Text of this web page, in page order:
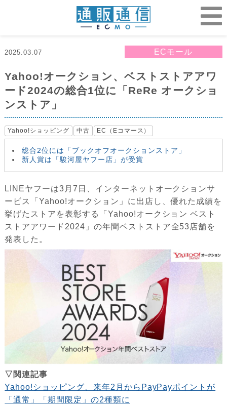
2025.03.07 ECモール
Yahoo!オークション、ベストストアアワ
ード2024の総合1位に「ReRe オークショ
ンストア」
Yahoo!ショッピング 中古 EC（Eコマース）
総合2位には「ブックオフオークションストア」
新人賞は「駿河屋ヤフー店」が受賞
LINEヤフーは3月7日、インターネットオークションサ
ービス「Yahoo!オークション」に出店し、優れた成績を
挙げたストアを表彰する「Yahoo!オークション ベスト
ストアアワード2024」の年間ベストストア全53店舗を
発表した。
▽関連記事
Yahoo!ショッピング、来年2月からPayPayポイントが
「通常」「期間限定」の2種類に